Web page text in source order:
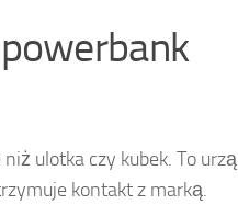
ulotka czy kubek. To
kontakt z marką.